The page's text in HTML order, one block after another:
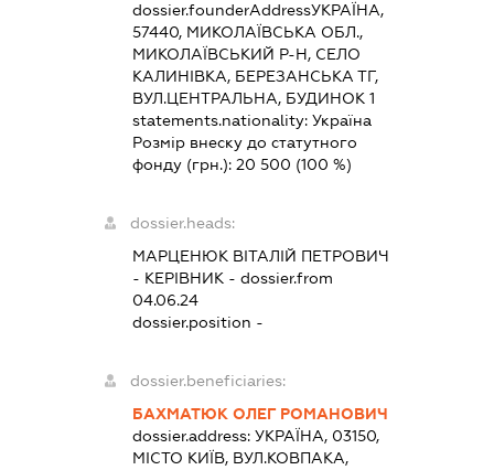
dossier.founderAddressУКРАЇНА,
57440, МИКОЛАЇВСЬКА ОБЛ.,
МИКОЛАЇВСЬКИЙ Р-Н, СЕЛО
КАЛИНІВКА, БЕРЕЗАНСЬКА ТГ,
ВУЛ.ЦЕНТРАЛЬНА, БУДИНОК 1
statements.nationality: Україна
Розмір внеску до статутного
фонду (грн.): 20 500 (100 %)
dossier.heads:
МАРЦЕНЮК ВІТАЛІЙ ПЕТРОВИЧ
- КЕРІВНИК- dossier.from
04.06.24
dossier.position -
dossier.beneficiaries:
БАХМАТЮК ОЛЕГ РОМАНОВИЧ
dossier.address: УКРАЇНА, 03150,
МІСТО КИЇВ, ВУЛ.КОВПАКА,